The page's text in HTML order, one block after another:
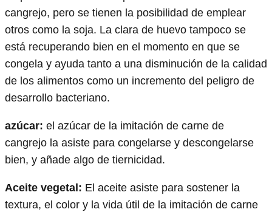
cangrejo, pero se tienen la posibilidad de emplear
otros como la soja. La clara de huevo tampoco se
está recuperando bien en el momento en que se
congela y ayuda tanto a una disminución de la calidad
de los alimentos como un incremento del peligro de
desarrollo bacteriano.
azúcar: el azúcar de la imitación de carne de
cangrejo la asiste para congelarse y descongelarse
bien, y añade algo de tiernicidad.
Aceite vegetal: El aceite asiste para sostener la
textura, el color y la vida útil de la imitación de carne